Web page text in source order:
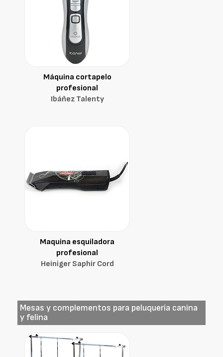
Máquina cortapelo
profesional
Ibáñez Talenty
Maquina esquiladora
profesional
Heiniger Saphir Cord
Mesas y complementos para peluquería canina
y felina